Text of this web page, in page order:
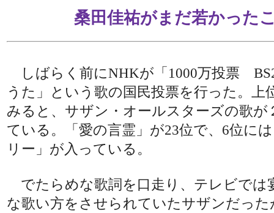
桑田佳祐がまだ若かった
しばらく前にNHKが「1000万投票
うた」という歌の国民投票を行った。上
みると、サザン・オールスターズの歌が
ている。「愛の言霊」が23位で、6位に
リー」が入っている。
でたらめな歌詞を口走り、テレビでは
な歌い方をさせられていたサザンだった